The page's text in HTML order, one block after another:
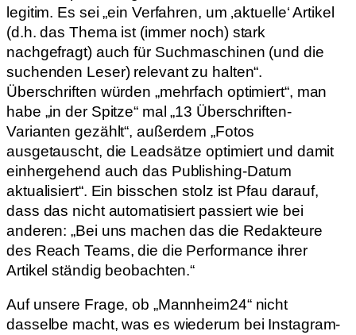
legitim. Es sei „ein Verfahren, um ‚aktuelle‘ Artikel
(d.h. das Thema ist (immer noch) stark
nachgefragt) auch für Suchmaschinen (und die
suchenden Leser) relevant zu halten“.
Überschriften würden „mehrfach optimiert“, man
habe „in der Spitze“ mal „13 Überschriften-
Varianten gezählt“, außerdem „Fotos
ausgetauscht, die Leadsätze optimiert und damit
einhergehend auch das Publishing-Datum
aktualisiert“. Ein bisschen stolz ist Pfau darauf,
dass das nicht automatisiert passiert wie bei
anderen: „Bei uns machen das die Redakteure
des Reach Teams, die die Performance ihrer
Artikel ständig beobachten.“
Auf unsere Frage, ob „Mannheim24“ nicht
dasselbe macht, was es wiederum bei Instagram-